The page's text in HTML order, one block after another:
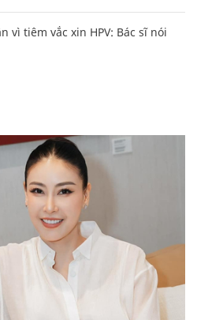
vì tiêm vắc xin HPV: Bác sĩ nói